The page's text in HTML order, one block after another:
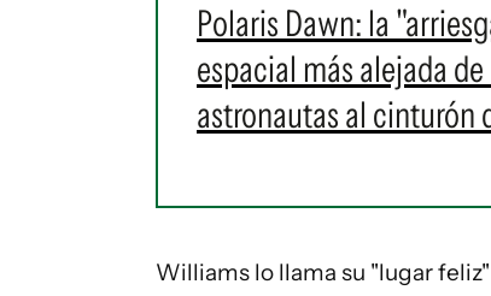
Polaris Dawn: la
espacial más alejada
astronautas al cinturón
Williams lo llama su "lugar